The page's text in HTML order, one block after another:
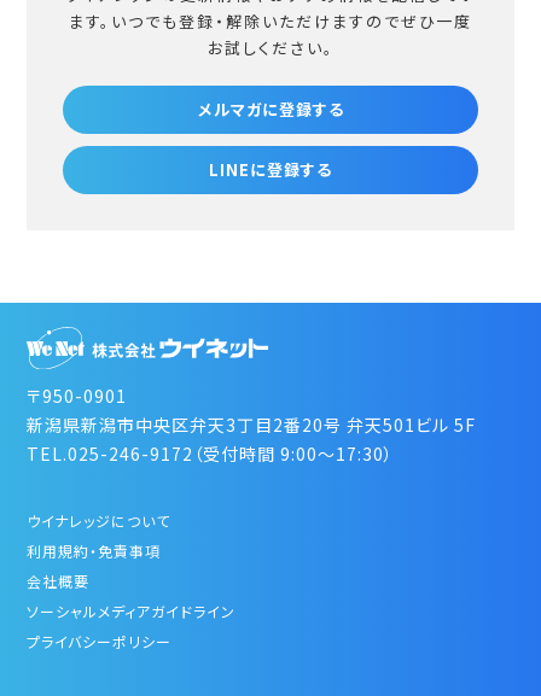
ます。 いつでも登録・解除いただけますのでぜひ一度
お試しください。
メルマガに登録する
LINEに登録する
〒950-0901
新潟県新潟市中央区弁天3丁目2番20号 弁天501ビル 5F
TEL.025-246-9172（受付時間 9:00～17:30）
ウイナレッジについて
利用規約・免責事項
会社概要
ソーシャルメディアガイドライン
プライバシーポリシー